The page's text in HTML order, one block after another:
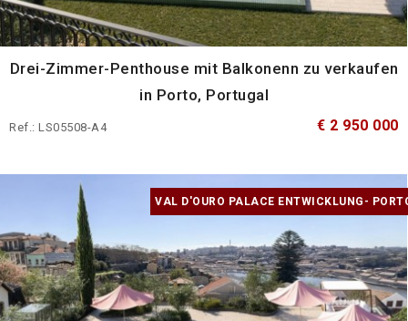
Drei-Zimmer-Penthouse mit Balkonenn zu verkaufen
in Porto, Portugal
Ref.: LS05508-A4 € 2 950 000
VAL D'OURO PALACE ENTWICKLUNG-